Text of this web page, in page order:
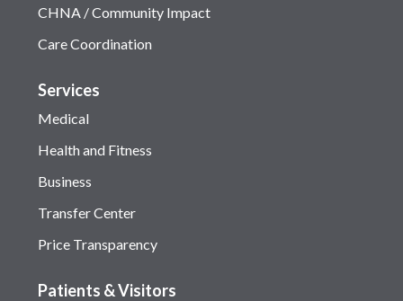
CHNA / Community Impact
Care Coordination
Services
Medical
Health and Fitness
Business
Transfer Center
Price Transparency
Patients & Visitors